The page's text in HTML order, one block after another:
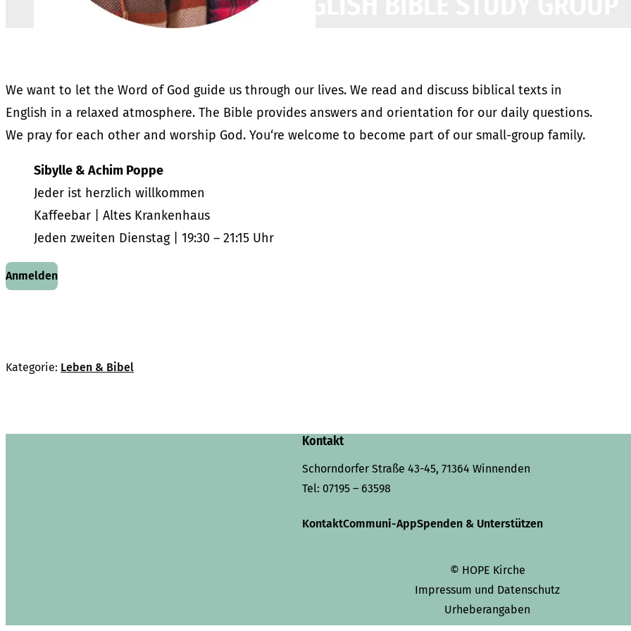
We want to let the Word of God guide us through our lives. We read and discuss biblical texts in
English in a relaxed atmosphere. The Bible provides answers and orientation for our daily questions.
We pray for each other and worship God. You‘re welcome to become part of our small-group family.
Sibylle & Achim Poppe
Jeder ist herzlich willkommen
Kaffeebar | Altes Krankenhaus
Jeden zweiten Dienstag | 19:30 – 21:15 Uhr
Anmelden
Kategorie: Leben & Bibel
Kontakt
Schorndorfer Straße 43-45, 71364 Winnenden
Tel: 07195 – 63598
KontaktCommuni-AppSpenden & Unterstützen
© HOPE Kirche
Impressum und Datenschutz
Urheberangaben